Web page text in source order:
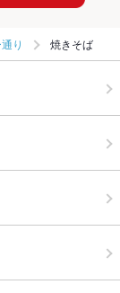
り 焼きそば